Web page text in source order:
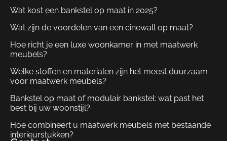
Wat kost een bankstel op maat in 2025?
Wat zijn de voordelen van een cinewall op maat?
Hoe richt je een luxe woonkamer in met maatwerk
meubels?
Welke stoffen en materialen zijn het meest duurzaam
voor maatwerk meubels?
Bankstel op maat of modulair bankstel: wat past het
best bij uw woonstijl?
Hoe combineert u maatwerk meubels met bestaande
interieurstukken?